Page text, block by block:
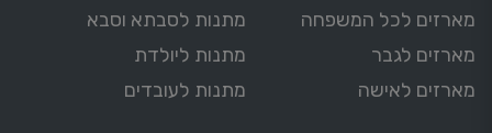
מארזים לכל המשפחה
מארזים לגבר
מארזים לאישה
מתנות לסבתא וסבא
מתנות ליולדת
מתנות לעובדים